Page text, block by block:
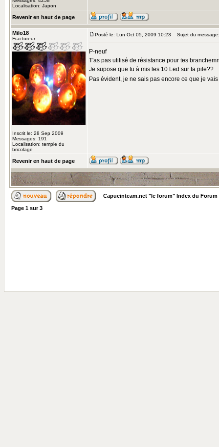
Localisation: Japon
Revenir en haut de page
Milo18
Fractureur
Inscrit le: 28 Sep 2009
Messages: 191
Localisation: temple du
bricolage
Posté le: Lun Oct 05, 2009 10:23 Sujet du message:
P-neuf
T'as pas utilisé de résistance pour tes
Je supose que tu à mis les 10 Led sur ta pile??
Pas évident, je ne sais pas encore ce que je
Revenir en haut de page
Capucinteam.net "le forum" Index du Forum
Page 1 sur3